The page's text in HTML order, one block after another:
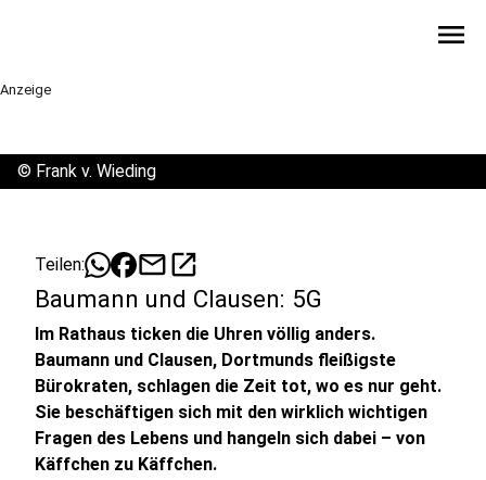
menu
Anzeige
© Frank v. Wieding
Teilen: mailopen_in_new
Baumann und Clausen: 5G
Im Rathaus ticken die Uhren völlig anders.
Baumann und Clausen, Dortmunds fleißigste
Bürokraten, schlagen die Zeit tot, wo es nur geht.
Sie beschäftigen sich mit den wirklich wichtigen
Fragen des Lebens und hangeln sich dabei – von
Käffchen zu Käffchen.